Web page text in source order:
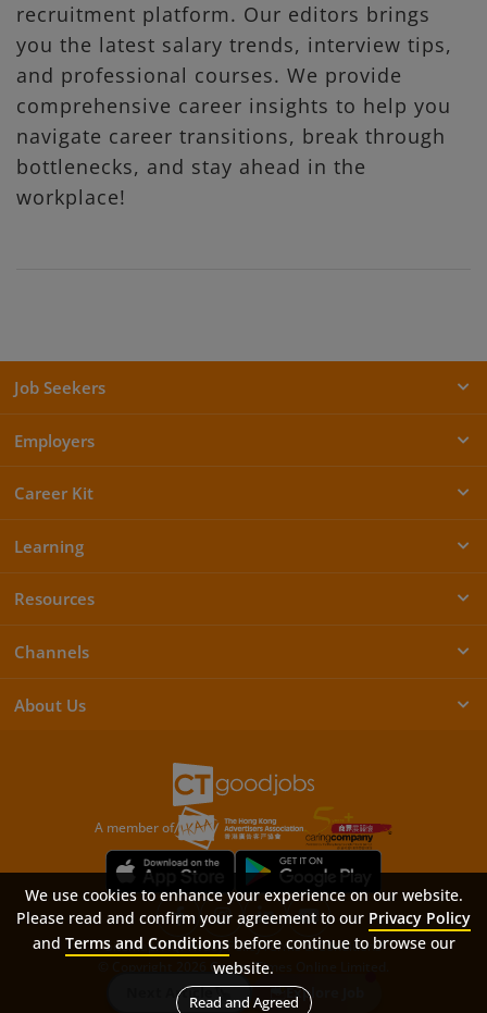
Next Article Explore Job
recruitment platform. Our editors brings
you the latest salary trends, interview tips,
and professional courses. We provide
comprehensive career insights to help you
navigate career transitions, break through
bottlenecks, and stay ahead in the
workplace!
Job Seekers
Employers
Career Kit
Learning
Resources
Channels
About Us
A member of
© Copyright 2026 Career Times Online Limited.
All rights reserved.
SitemapFAQPrivacy PolicyTerms & Conditions
We use cookies to enhance your experience on our website.
Please read and confirm your agreement to our Privacy Policy
and Terms and Conditionsbefore continue to browse our
website.
Read and Agreed